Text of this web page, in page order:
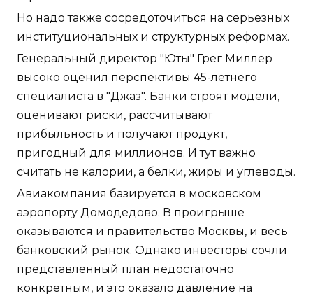
Но надо также сосредоточиться на серьезных
институциональных и структурных реформах.
Генеральный директор "Юты" Грег Миллер
высоко оценил перспективы 45-летнего
специалиста в "Джаз". Банки строят модели,
оценивают риски, рассчитывают
прибыльность и получают продукт,
пригодный для миллионов. И тут важно
считать не калории, а белки, жиры и углеводы.
Авиакомпания базируется в московском
аэропорту Домодедово. В проигрыше
оказываются и правительство Москвы, и весь
банковский рынок. Однако инвесторы сочли
представленный план недостаточно
конкретным, и это оказало давление на